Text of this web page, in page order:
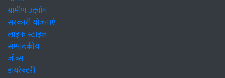
ग्रामीण उद्द्योग
सरकारी योजनाएं
लाइफ स्टाइल
सम्पादकीय
जॉब्स
डायरेक्टरी